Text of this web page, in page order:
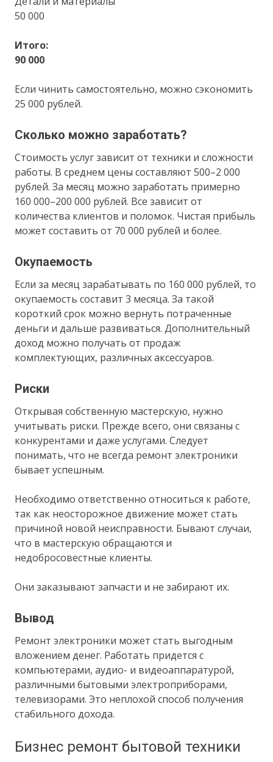
50 000
Итого:
90 000
Если чинить самостоятельно, можно сэкономить
25 000 рублей.
Сколько можно заработать?
Стоимость услуг зависит от техники и сложности
работы. В среднем цены составляют 500–2 000
рублей. За месяц можно заработать примерно
160 000–200 000 рублей. Все зависит от
количества клиентов и поломок. Чистая прибыль
может составить от 70 000 рублей и более.
Окупаемость
Если за месяц зарабатывать по 160 000 рублей, то
окупаемость составит 3 месяца. За такой
короткий срок можно вернуть потраченные
деньги и дальше развиваться. Дополнительный
доход можно получать от продаж
комплектующих, различных аксессуаров.
Риски
Открывая собственную мастерскую, нужно
учитывать риски. Прежде всего, они связаны с
конкурентами и даже услугами. Следует
понимать, что не всегда ремонт электроники
бывает успешным.
Необходимо ответственно относиться к работе,
так как неосторожное движение может стать
причиной новой неисправности. Бывают случаи,
что в мастерскую обращаются и
недобросовестные клиенты.
Они заказывают запчасти и не забирают их.
Вывод
Ремонт электроники может стать выгодным
вложением денег. Работать придется с
компьютерами, аудио- и видеоаппаратурой,
различными бытовыми электроприборами,
телевизорами. Это неплохой способ получения
стабильного дохода.
Бизнес ремонт бытовой техники